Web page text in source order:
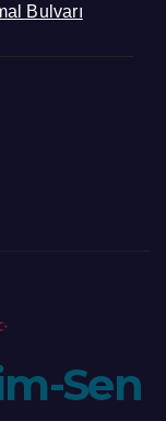
Bulvarı
Sen